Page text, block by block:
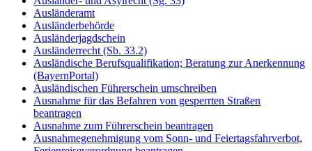
Ausländeramt
Ausländerbehörde
Ausländerjagdschein
Ausländerrecht (Sb. 33.2)
Ausländische Berufsqualifikation; Beratung zur Anerkennung
(BayernPortal)
Ausländischen Führerschein umschreiben
Ausnahme für das Befahren von gesperrten Straßen
beantragen
Ausnahme zum Führerschein beantragen
Ausnahmegenehmigung vom Sonn- und Feiertagsfahrverbot,